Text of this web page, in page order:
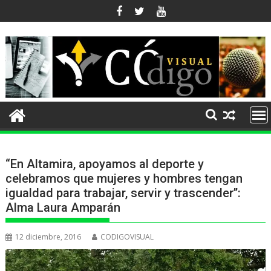
al
contenido
“En Altamira, apoyamos al deporte y
celebramos que mujeres y hombres tengan
igualdad para trabajar, servir y trascender’’:
Alma Laura Amparán
12 diciembre, 2016 CODIGOVISUAL